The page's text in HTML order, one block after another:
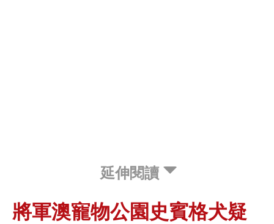
延伸閱讀
將軍澳寵物公園史賓格犬疑